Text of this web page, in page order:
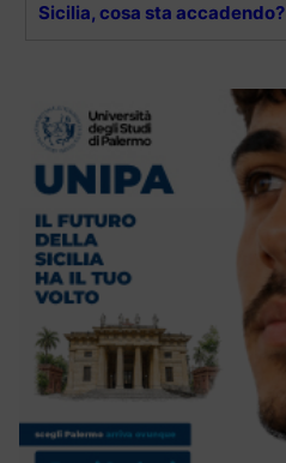
Sicilia, cosa sta accadendo?